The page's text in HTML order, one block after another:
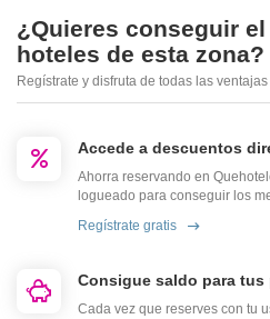
¿Quieres conseguir
hoteles de esta zona?
Regístrate y disfruta de todas las ventajas
Accede a descuentos
Ahorra reservando en
logueado para conseguir los
Regístrate gratis
Consigue saldo para tus
Cada vez que reserves con tu